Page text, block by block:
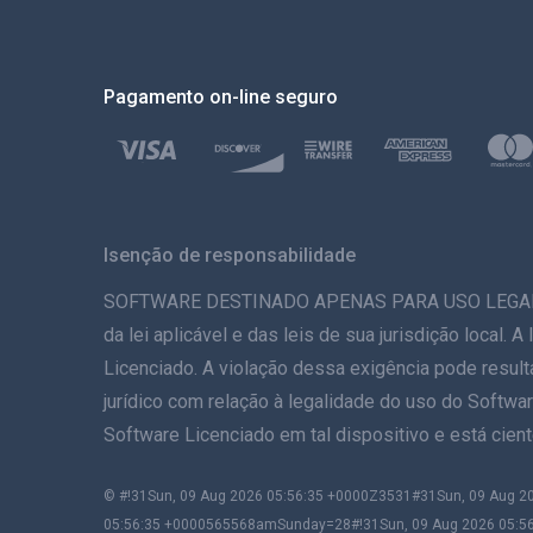
Pagamento on-line seguro
Isenção de responsabilidade
SOFTWARE DESTINADO APENAS PARA USO
da lei aplicável e das leis de sua jurisdição local.
Licenciado. A violação dessa exigência pode
jurídico com relação à legalidade do uso do
Software Licenciado em tal dispositivo e está
© #!31Sun, 09 Aug 2026 05:56:35 +0000Z3531#31Sun, 09 Aug
05:56:35 +0000565568amSunday=28#!31Sun, 09 Aug 2026